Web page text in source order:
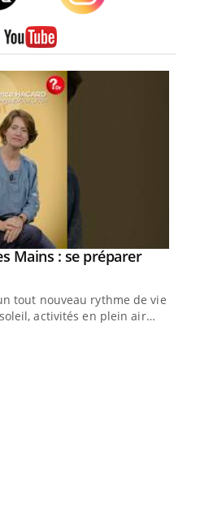
Mains : se préparer
tout nouveau rythme de vie !
activités en plein air…